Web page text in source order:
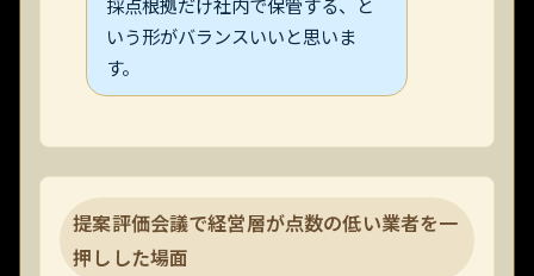
いう形がバランスいいと思いま
す。
提案評価会議で経営層が点数の低い業者を一
押しした場面